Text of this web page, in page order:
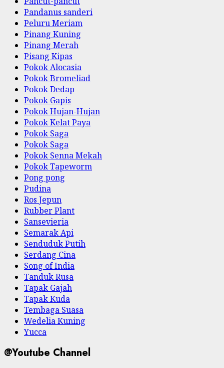
Pandanus sanderi
Peluru Meriam
Pinang Kuning
Pinang Merah
Pisang Kipas
Pokok Alocasia
Pokok Bromeliad
Pokok Dedap
Pokok Gapis
Pokok Hujan-Hujan
Pokok Kelat Paya
Pokok Saga
Pokok Saga
Pokok Senna Mekah
Pokok Tapeworm
Pong pong
Pudina
Ros Jepun
Rubber Plant
Sansevieria
Semarak Api
Senduduk Putih
Serdang Cina
Song of India
Tanduk Rusa
Tapak Gajah
Tapak Kuda
Tembaga Suasa
Wedelia Kuning
Yucca
@Youtube Channel